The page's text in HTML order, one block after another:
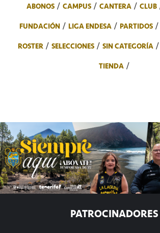
ABONOS CAMPUS CANTERA CLUB
FUNDACIÓN
LIGA ENDESA PARTIDOS
ROSTER
SELECCIONES SIN CATEGORÍA
TIENDA
PATROCINADORES